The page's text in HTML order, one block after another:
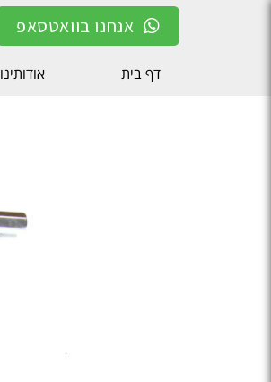
אנחנו בוואטסאפ
דף בית אודותינו